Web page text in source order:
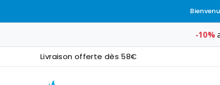
-10%
Livraison offerte dès 58€